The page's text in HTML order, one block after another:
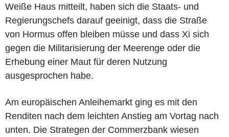
Weiße Haus mitteilt, haben sich die Staats- und
Regierungschefs darauf geeinigt, dass die Straße
von Hormus offen bleiben müsse und dass Xi sich
gegen die Militarisierung der Meerenge oder die
Erhebung einer Maut für deren Nutzung
ausgesprochen habe.
Am europäischen Anleihemarkt ging es mit den
Renditen nach dem leichten Anstieg am Vortag nach
unten. Die Strategen der Commerzbank wiesen